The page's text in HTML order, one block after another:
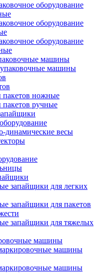
оборудование
оборудование
оборудование
машины
упаковочные машины
пакетов ножные
ручные
динамические весы
запайщики для легких
запайщики для пакетов
запайщики для тяжелых
машины
машины
машины